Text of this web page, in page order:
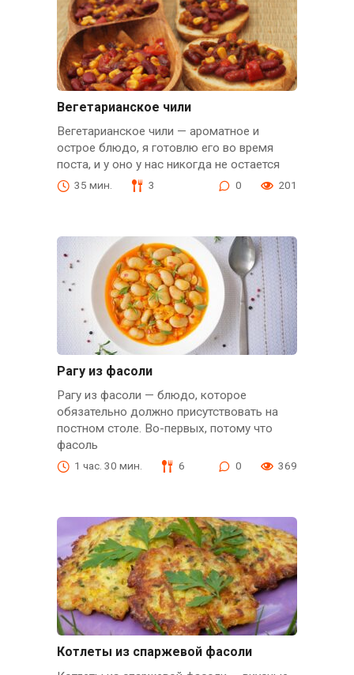
Вегетарианское чили
Вегетарианское чили — ароматное и
острое блюдо, я готовлю его во время
поста, и у оно у нас никогда не остается
35 мин. 3 0 201
Рагу из фасоли
Рагу из фасоли — блюдо, которое
обязательно должно присутствовать на
постном столе. Во-первых, потому что
фасоль
1 час. 30 мин. 6 0 369
Котлеты из спаржевой фасоли